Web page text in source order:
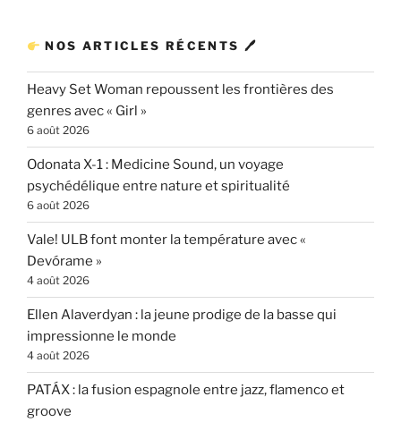
NOS ARTICLES RÉCENTS 🖊
Heavy Set Woman repoussent les frontières des
genres avec « Girl »
6 août 2026
Odonata X-1 : Medicine Sound, un voyage
psychédélique entre nature et spiritualité
6 août 2026
Vale! ULB font monter la température avec «
Devórame »
4 août 2026
Ellen Alaverdyan : la jeune prodige de la basse qui
impressionne le monde
4 août 2026
PATÁX : la fusion espagnole entre jazz, flamenco et
groove